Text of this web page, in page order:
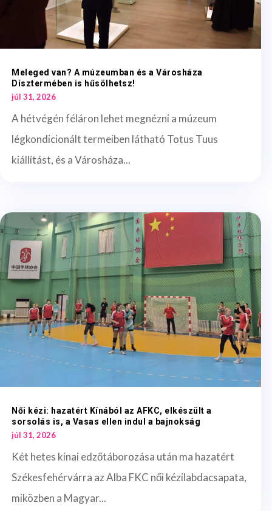
Meleged van? A múzeumban és a Városháza
Dísztermében is hűsölhetsz!
júl 31, 2026
A hétvégén féláron lehet megnézni a múzeum
légkondicionált termeiben látható Totus Tuus
kiállítást, és a Városháza...
Női kézi: hazatért Kínából az AFKC, elkészült a
sorsolás is, a Vasas ellen indul a bajnokság
júl 31, 2026
Két hetes kínai edzőtáborozása után ma hazatért
Székesfehérvárra az Alba FKC női kézilabdacsapata,
miközben a Magyar...